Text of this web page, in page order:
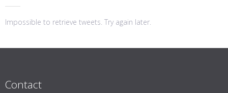
Impossible to retrieve tweets. Try again later.
Contact